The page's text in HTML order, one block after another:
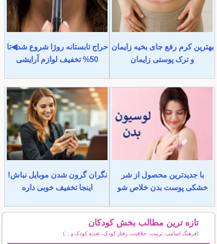
بهترین کرم رفع جای بخیه زایمان
و ترک پوستی زایمان
حراج تابستانه روژا شروع شد◀تا
50% تخفیف لوازم آرایشی
با جدیدترین محصول از شر
خشکی پوست بدن خلاص شو
نگران گرون شدن موبایل نباش!
اینجا تخفیف خوبی داره
تازه ترین مطالب بخش کودکان
(فرهنگ اسامی، تربیت، خلاقیت، رفتار کودک، تغذیه کودک و ...)